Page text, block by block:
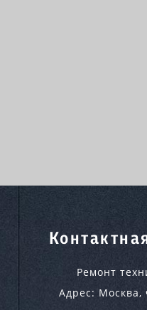
Ремонт
Адрес: Москва,